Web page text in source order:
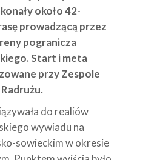
około 42-
prowadzącą przez
pogranicza
Start i meta
przy Zespole
do realiów
wywiadu na
sowieckim w okresie